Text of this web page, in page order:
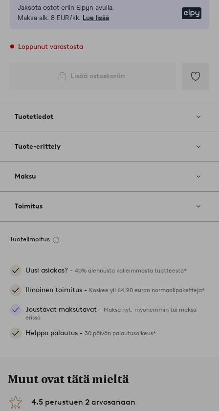
Jaksota ostot eriin Elpyn avulla.
Maksa alk. 8 EUR/kk. Lue lisää
Loppunut varastosta
Lisää ostoskoriin
Tuotetiedot
Tuote-erittely
Maksu
Toimitus
Tuoteilmoitus
Uusi asiakas? - 40% alennusta kalleimmasta tuotteesta*
Ilmainen toimitus - Koskee yli 64,90 euron normaalipaketteja*
Joustavat maksutavat - Maksa nyt, myöhemmin tai maksa
erissä
Helppo palautus - 30 päivän palautusoikeus*
Muut ovat tätä mieltä
4.5 perustuen 2 arvosanaan